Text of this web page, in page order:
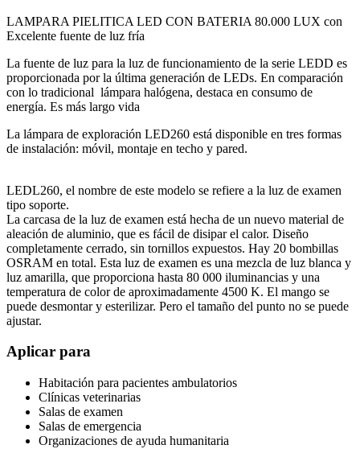
LAMPARA PIELITICA LED CON BATERIA 80.000 LUX con
Excelente fuente de luz fría
La fuente de luz para la luz de funcionamiento de la serie LEDD es
proporcionada por la última generación de LEDs. En comparación
con lo tradicional lámpara halógena, destaca en consumo de
energía. Es más largo vida
La lámpara de exploración LED260 está disponible en tres formas
de instalación: móvil, montaje en techo y pared.
LEDL260, el nombre de este modelo se refiere a la luz de examen
tipo soporte.
La carcasa de la luz de examen está hecha de un nuevo material de
aleación de aluminio, que es fácil de disipar el calor. Diseño
completamente cerrado, sin tornillos expuestos. Hay 20 bombillas
OSRAM en total. Esta luz de examen es una mezcla de luz blanca y
luz amarilla, que proporciona hasta 80 000 iluminancias y una
temperatura de color de aproximadamente 4500 K. El mango se
puede desmontar y esterilizar. Pero el tamaño del punto no se puede
ajustar.
Aplicar para
Habitación para pacientes ambulatorios
Clínicas veterinarias
Salas de examen
Salas de emergencia
Organizaciones de ayuda humanitaria